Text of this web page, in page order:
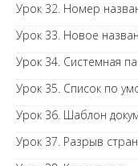
Урок 32. Номер
Урок 33. Новое
Урок 34. Системная
Урок 35. Список по
Урок 36. Шаблон
Урок 37. Разрыв